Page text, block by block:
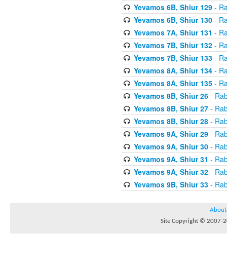
Yevamos 6B, Shiur 129-
Yevamos 6B, Shiur 130-
Yevamos 7A, Shiur 131 -
Yevamos 7B, Shiur 132-
Yevamos 7B, Shiur 133-
Yevamos 8A, Shiur 134-
Yevamos 8A, Shiur 135-
Yevamos 8B, Shiur 26-
Yevamos 8B, Shiur 27-
Yevamos 8B, Shiur 28-
Yevamos 9A, Shiur 29-
Yevamos 9A, Shiur 30-
Yevamos 9A, Shiur 31 -
Yevamos 9A, Shiur 32-
Yevamos 9B, Shiur 33-
About
Site Copyright © 2007-